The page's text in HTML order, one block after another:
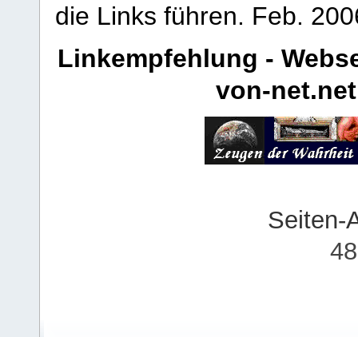
die Links führen. Feb.
Linkempfehlung -
von-net.net
Seiten-